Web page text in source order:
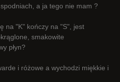
a ja tego nie mam ?
na "K" kończy na "S", jest
smakowite
płyn?
i różowe a wychodzi miękkie i